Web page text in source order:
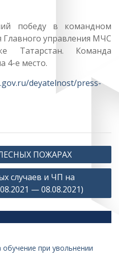
победу в командном
Главного управления МЧС
Татарстан. Команда
4-е место.
deyatelnost/press-
ПОЖАРАХ
случаев и ЧП на
— 08.08.2021)
при увольнении